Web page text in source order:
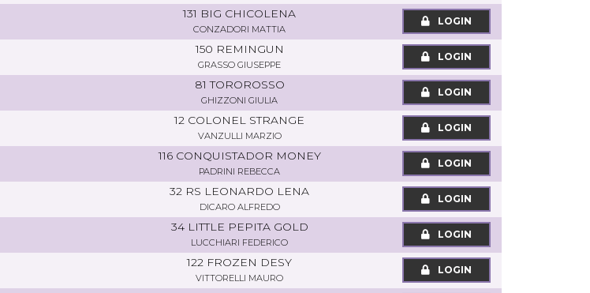
131 BIG CHICOLENA
CONZADORI MATTIA
LOGIN
150 REMINGUN
GRASSO GIUSEPPE
LOGIN
81 TOROROSSO
GHIZZONI GIULIA
LOGIN
12 COLONEL STRANGE
VANZULLI MARZIO
LOGIN
116 CONQUISTADOR MONEY
PADRINI REBECCA
LOGIN
32 RS LEONARDO LENA
DICARO ALFREDO
LOGIN
34 LITTLE PEPITA GOLD
LUCCHIARI FEDERICO
LOGIN
122 FROZEN DESY
VITTORELLI MAURO
LOGIN